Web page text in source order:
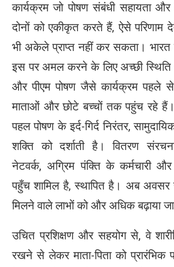
कार्यक्रम जो पोषण संबंधी सहायता और
दोनों को एकीकृत करते हैं, ऐसे परिणाम
भी अकेले प्राप्त नहीं कर सकता। भारत
इस पर अमल करने के लिए अच्छी स्थिति
और पीएम पोषण जैसे कार्यक्रम पहले
माताओं और छोटे बच्चों तक पहुंच रहे
पहल पोषण के इर्द-गिर्द निरंतर,
शक्ति को दर्शाती है। वितरण
नेटवर्क, अग्रिम पंक्ति के कर्मचारी
पहुँच शामिल है, स्थापित है। अब
मिलने वाले लाभों को और अधिक बढ़ाया
उचित प्रशिक्षण और सहयोग से, वे
रखने से लेकर माता-पिता को प्रारंभिक